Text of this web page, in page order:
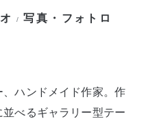
/写真・フォトロ
ハンドメイド作家。作
べるギャラリー型テー